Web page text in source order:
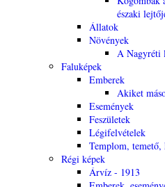
északi
Állatok
Növények
A Nagyréti
Faluképek
Emberek
Akiket
Események
Feszületek
Légifelvételek
Templom, temető,
Régi képek
Árvíz - 1913